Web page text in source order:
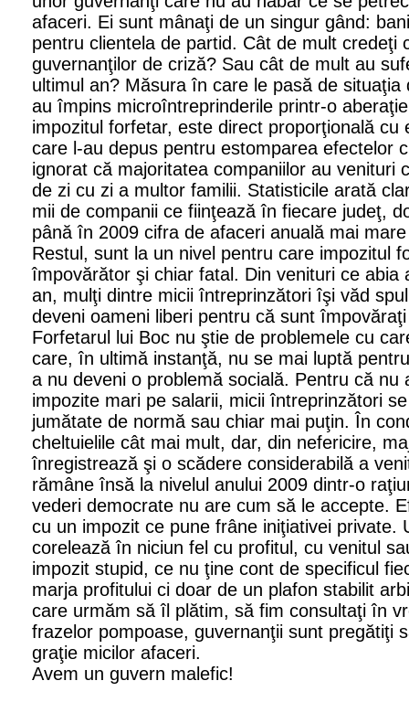
afaceri. Ei sunt mânaţi de un singur gând:
pentru clientela de partid. Cât de mult credeţi
guvernanţilor de criză? Sau cât de mult au
ultimul an? Măsura în care le pasă de
au împins microîntreprinderile printr-o
impozitul forfetar, este direct proporţională cu
care l-au depus pentru estomparea efectelor
ignorat că majoritatea companiilor au venituri
de zi cu zi a multor familii. Statisticile arată
mii de companii ce fiinţează în fiecare judeţ,
până în 2009 cifra de afaceri anuală mai
Restul, sunt la un nivel pentru care impozitul
împovărător şi chiar fatal. Din venituri ce abia
an, mulţi dintre micii întreprinzători îşi văd
deveni oameni liberi pentru că sunt
Forfetarul lui Boc nu ştie de problemele cu
care, în ultimă instanţă, nu se mai luptă
a nu deveni o problemă socială. Pentru că nu
impozite mari pe salarii, micii întreprinzători
jumătate de normă sau chiar mai puţin. În
cheltuielile cât mai mult, dar, din nefericire,
înregistrează şi o scădere considerabilă a
rămâne însă la nivelul anului 2009 dintr-o
vederi democrate nu are cum să le accepte.
cu un impozit ce pune frâne iniţiativei private.
corelează în niciun fel cu profitul, cu venitul
impozit stupid, ce nu ţine cont de specificul
marja profitului ci doar de un plafon stabilit
care urmăm să îl plătim, să fim consultaţi în
frazelor pompoase, guvernanţii sunt pregătiţi
graţie micilor afaceri.
Avem un guvern malefic!